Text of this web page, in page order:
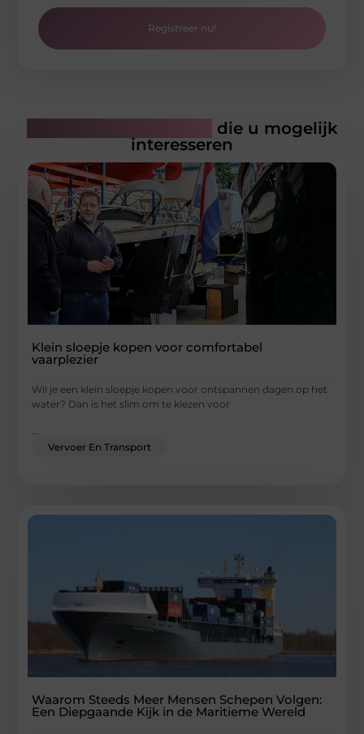
Registreer nu!
die u mogelijk
interesseren
Klein sloepje kopen voor comfortabel
vaarplezier
Wil je een klein sloepje kopen voor ontspannen dagen op het
water? Dan is het slim om te kiezen voor
Vervoer En Transport
Waarom Steeds Meer Mensen Schepen Volgen:
Een Diepgaande Kijk in de Maritieme Wereld